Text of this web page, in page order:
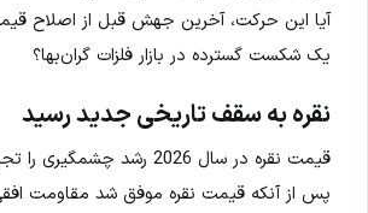
آیا این حرکت، آخرین جهش قبل از اصلاح
یک شکست گسترده در بازار فلزات گران‌بها؟
نقره به سقف تاریخی جدید رسید
قیمت نقره در سال 2026 رشد چشمگیری را تجربه کرده است.